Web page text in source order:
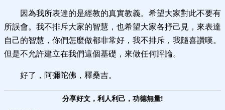
因為我所表達的是經教的真實教義。希望大家對此不要有
所誤會。我不排斥大家的智慧，也希望大家各抒己見，來表達
自己的智慧，你們怎麼做都非常好，我不排斥，我隨喜讚嘆。
但是不允許建立在我們這個基礎，來做任何評論。
好了，阿彌陀佛，釋桑吉。
分享好文，利人利己，功德無量!